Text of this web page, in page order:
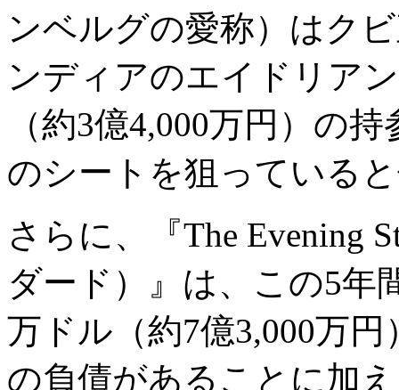
ンベルグの愛称）はク
ンディアのエイドリア
（約3億4,000万円）の
のシートを狙っている
さらに、『The Evening
ダード）』は、この5年
万ドル（約7億3,000万
の負債があることに加